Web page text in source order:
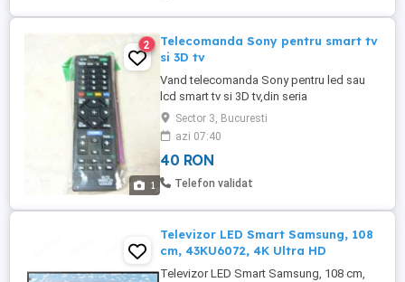
1
2
Telecomanda Sony pentru smart tv
si 3D tv
Vand telecomanda Sony pentru led sau
lcd smart tv si 3D tv,din seria
R450,R550,R600 (vedeti foto).
Sector 3, Bucuresti
azi 07:40
40 RON
Telefon validat
Televizor LED Smart Samsung, 108
cm, 43KU6072, 4K Ultra HD
Televizor LED Smart Samsung, 108 cm,